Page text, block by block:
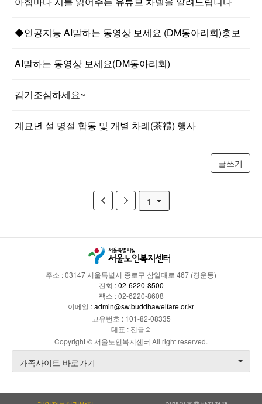
◆인공지능 AI말하는 동영상 보세요 (DM동아리회)홍보
AI말하는 동영상 보세요(DM동아리회)
감기조심하세요~
계묘년 설 명절 합동 및 개별 차례(茶禮) 행사
글쓰기
1
주소 : 03147 서울특별시 종로구 삼일대로 467 (경운동)
전화 :02-6220-8500
팩스 : 02-6220-8608
이메일 :admin@sw.buddhawelfare.or.kr
고유번호 : 101-82-08335
대표 : 전금숙
Copyright © 서울노인복지센터 All right reserved.
가족사이트 바로가기